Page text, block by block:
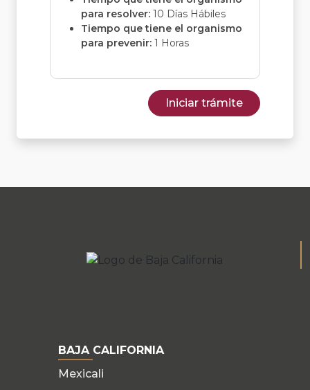
para resolver: 10 Días Hábiles
Tiempo que tiene el organismo
para prevenir: 1 Horas
Iniciar trámite
BAJA CALIFORNIA
Mexicali